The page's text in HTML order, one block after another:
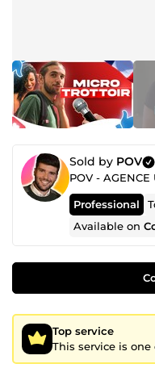
Sold by POV
POV - AGENCE
Professional
Available on
Top service
This service is